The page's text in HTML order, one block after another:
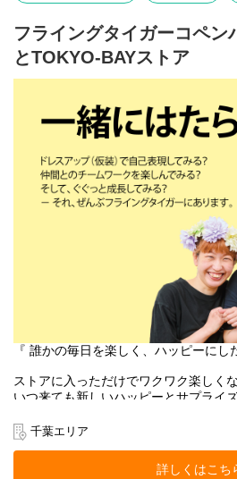
■お店の雰囲気はブログでご覧いただ
https://blog.jp.flyingtiger.com/brand/
copenhagen/shop/omotesando
本店所在地及び本社・営業本部：
フライングタイガーコペン
とTOKYO-BAYストア
『 誰かの毎日を楽しく、ハッピーにし
ストアに入っただけでワクワク楽しくな
いつ来ても新しいハッピーとサプライ
働くスタッフ自身がブランドのファン
ら。
そして売り場づくりを伸び伸び楽しめ
千葉エリア
詳しくはこち